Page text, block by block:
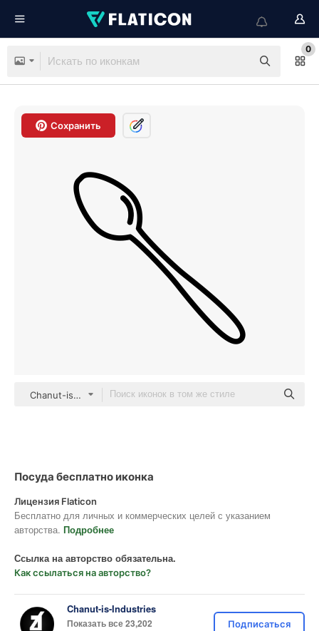
0
Сохранить
Chanut-is-Industries outline
Посуда бесплатно иконка
Лицензия Flaticon
Бесплатно для личных и коммерческих целей с указанием
авторства. Подробнее
Ссылка на авторство обязательна.
Как ссылаться на авторство?
Chanut-is-Industries
Показать все 23,202
Подписаться